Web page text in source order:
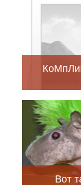
Вот